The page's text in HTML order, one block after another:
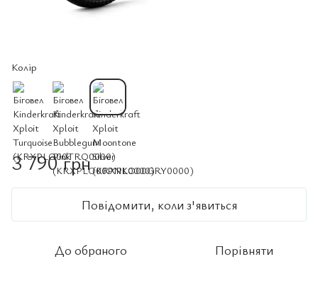
Колір
3 790 грн
Повідомити, коли з'явиться
До обраного Порівняти